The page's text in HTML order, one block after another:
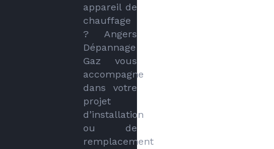
appareil de
chauffage
? Angers
Dépannage
Gaz vous
accompagne
dans votre
projet
d’installation
ou de
remplacement